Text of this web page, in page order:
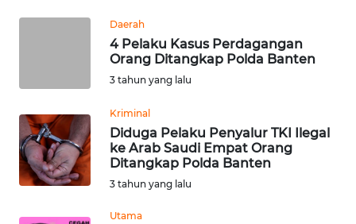
Daerah
4 Pelaku Kasus Perdagangan
Orang Ditangkap Polda Banten
3 tahun yang lalu
Kriminal
Diduga Pelaku Penyalur TKI Ilegal
ke Arab Saudi Empat Orang
Ditangkap Polda Banten
3 tahun yang lalu
Utama
WN
KARO
WN
SIMALUNGUN
WN